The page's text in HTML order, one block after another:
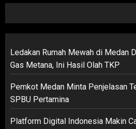
Ledakan Rumah Mewah di Medan
Gas Metana, Ini Hasil Olah TKP
Pemkot Medan Minta Penjelasan
SPBU Pertamina
Platform Digital Indonesia Makin